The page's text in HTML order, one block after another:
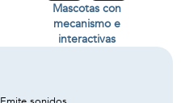
Mascotas con
mecanismo e
interactivas